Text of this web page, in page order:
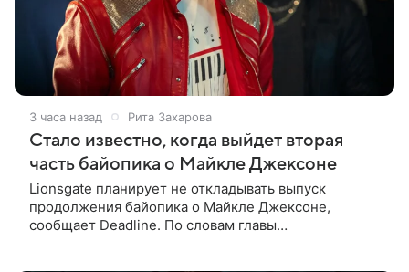
3 часа назад Рита Захарова
Стало известно, когда выйдет вторая
часть байопика о Майкле Джексоне
Lionsgate планирует не откладывать выпуск
продолжения байопика о Майкле Джексоне,
сообщает Deadline. По словам главы